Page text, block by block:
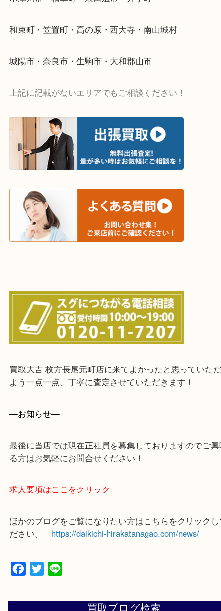
当店ではそういったお困りの方からのご依頼も大
・出張買取エリア
木津川市・精華町・京田辺市・井手町
和束町・笠置町・高の原・西大寺・南山城村
城陽市・奈良市・生駒市・大和郡山市
よう一点一点、丁寧に査定させていただきます！
—お知らせ—